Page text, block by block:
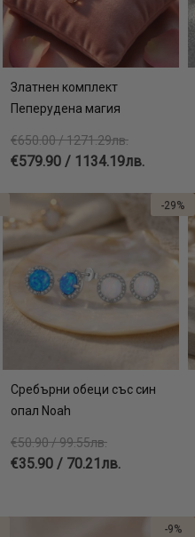
Златнен комплект
Пеперудена магия
€650.00 / 1271.29лв.
€579.90 / 1134.19лв.
Сребърни обеци със син
опал Noah
€50.90 / 99.55лв.
€35.90 / 70.21лв.
-29%
-9%